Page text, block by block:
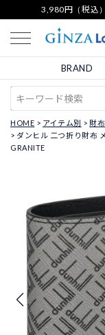
3,980円（税込
BRAND
HOME アイテム別 財布
ダンヒル 二つ折り財布
GRANITE